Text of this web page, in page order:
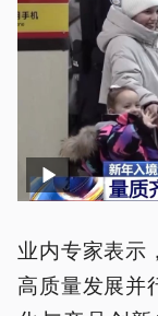
业内专家表示
高质量发展并